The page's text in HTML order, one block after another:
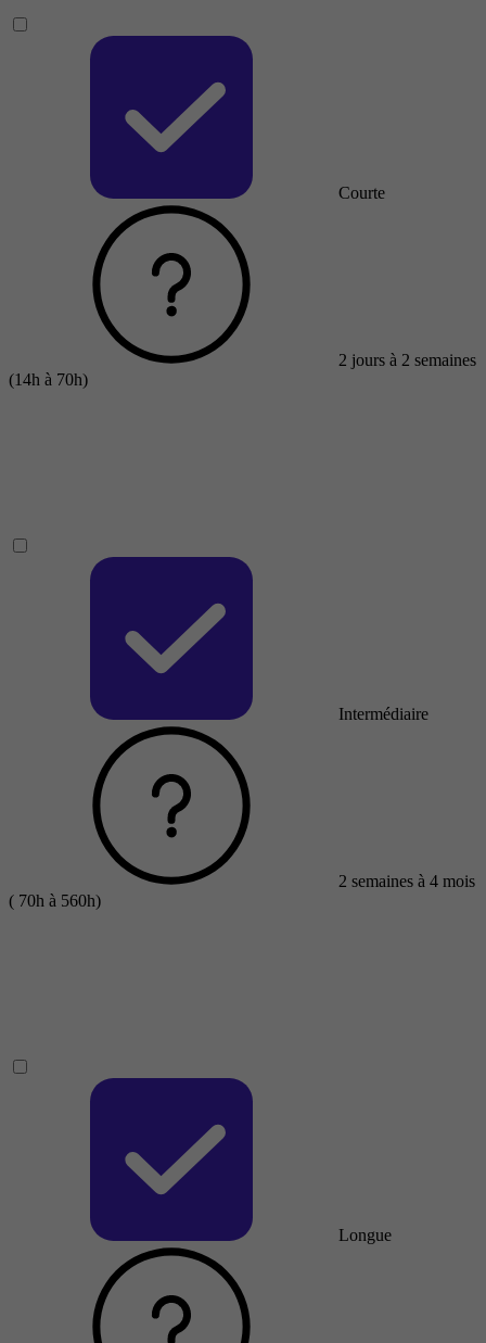
Courte
2 jours à 2 semaines
(14h à 70h)
Intermédiaire
2 semaines à 4 mois
( 70h à 560h)
Longue